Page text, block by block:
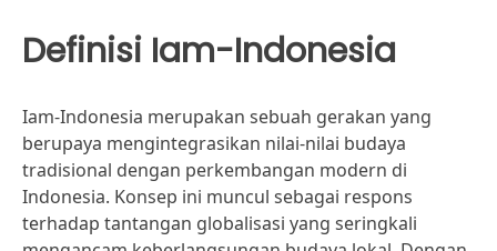
Definisi Iam-Indonesia
Iam-Indonesia merupakan sebuah gerakan yang
berupaya mengintegrasikan nilai-nilai budaya
tradisional dengan perkembangan modern di
Indonesia. Konsep ini muncul sebagai respons
terhadap tantangan globalisasi yang seringkali